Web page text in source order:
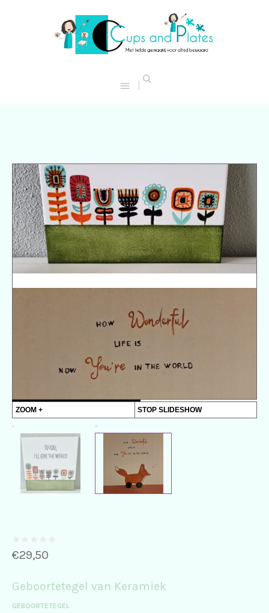
ZOOM + STOP SLIDESHOW
€29,50
Geboortetegel van Keramiek
GEBOORTETEGEL